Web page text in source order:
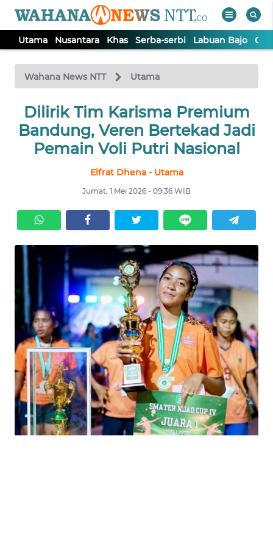
Utama Nusantara Khas Serba-serbi Labuan Bajo
Wahana News NTT Utama
Dilirik Tim Karisma Premium
Bandung, Veren Bertekad Jadi
Pemain Voli Putri Nasional
Elfrat Dhena - Utama
Jumat, 1 Mei 2026 - 09:36 WIB
TV
Tutup
UTAMA
NUSANTARA
SERBA-
SERBI
LABUAN
BAJO
OPINI
Informasi
INDEKS
BERITA
KONTAK
KAMI